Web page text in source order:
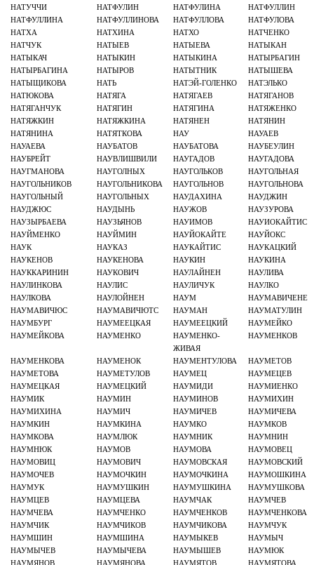
НАТУЧЧИ
НАТФУЛИН НАТФУЛИНА
НАТФУЛЛИН
НАТФУЛЛИНА
НАТФУЛЛИНОВА НАТФУЛЛОВА
НАТФУЛОВА
НАТХА
НАТХИНА НАТХО
НАТЧЕНКО
НАТЧУК
НАТЫЕВ НАТЫЕВА
НАТЫКАН
НАТЫКАЧ
НАТЫКИН НАТЫКИНА
НАТЫРБАГИН
НАТЫРБАГИНА
НАТЫРОВ НАТЫТНИК
НАТЫШЕВА
НАТЫЩИКОВА
НАТЬ НАТЭЙ-ГОЛЕНКО
НАТЭЛЬКО
НАТЮКОВА
НАТЯГА НАТЯГАЕВ
НАТЯГАНОВ
НАТЯГАНЧУК
НАТЯГИН НАТЯГИНА
НАТЯЖЕНКО
НАТЯЖКИН
НАТЯЖКИНА НАТЯНЕН
НАТЯНИН
НАТЯНИНА
НАТЯТКОВА НАУ
НАУАЕВ
НАУАЕВА
НАУБАТОВ НАУБАТОВА
НАУБЕУЛИН
НАУБРЕЙТ
НАУВЛИШВИЛИ НАУГАДОВ
НАУГАДОВА
НАУГМАНОВА
НАУГОЛНЫХ НАУГОЛЬКОВ
НАУГОЛЬНАЯ
НАУГОЛЬНИКОВ
НАУГОЛЬНИКОВА НАУГОЛЬНОВ
НАУГОЛЬНОВА
НАУГОЛЬНЫЙ
НАУГОЛЬНЫХ НАУДАХИНА
НАУДЖИН
НАУДЖЮС
НАУДЫНЬ НАУЖОВ
НАУЗУРОВА
НАУЗЫРБАЕВА
НАУЗЬЯНОВ НАУИМОВ
НАУИОКАЙТИС
НАУЙМЕНКО
НАУЙМИН НАУЙОКАЙТЕ
НАУЙОКС
НАУК
НАУКАЗ НАУКАЙТИС
НАУКАЦКИЙ
НАУКЕНОВ
НАУКЕНОВА НАУКИН
НАУКИНА
НАУККАРИНИН
НАУКОВИЧ НАУЛАЙНЕН
НАУЛИВА
НАУЛИНКОВА
НАУЛИС НАУЛИЧУК
НАУЛКО
НАУЛКОВА
НАУЛОЙНЕН НАУМ
НАУМАВИЧЕНЕ
НАУМАВИЧЮС
НАУМАВИЧЮТС НАУМАН
НАУМАТУЛИН
НАУМБУРГ
НАУМЕЕЦКАЯ НАУМЕЕЦКИЙ
НАУМЕЙКО
НАУМЕЙКОВА
НАУМЕНКО
НАУМЕНКО-
ЖИВАЯ
НАУМЕНКОВ
НАУМЕНКОВА НАУМЕНОК НАУМЕНТУЛОВА
НАУМЕТОВ
НАУМЕТОВА
НАУМЕТУЛОВ НАУМЕЦ
НАУМЕЦЕВ
НАУМЕЦКАЯ
НАУМЕЦКИЙ НАУМИДИ
НАУМИЕНКО
НАУМИК
НАУМИН НАУМИНОВ
НАУМИХИН
НАУМИХИНА
НАУМИЧ НАУМИЧЕВ
НАУМИЧЕВА
НАУМКИН
НАУМКИНА НАУМКО
НАУМКОВ
НАУМКОВА
НАУМЛЮК НАУМНИК
НАУМНИН
НАУМНЮК
НАУМОВ НАУМОВА
НАУМОВЕЦ
НАУМОВИЦ
НАУМОВИЧ НАУМОВСКАЯ
НАУМОВСКИЙ
НАУМОЧЕВ
НАУМОЧКИН НАУМОЧКИНА
НАУМОШКИНА
НАУМУК
НАУМУШКИН НАУМУШКИНА
НАУМУШКОВА
НАУМЦЕВ
НАУМЦЕВА НАУМЧАК
НАУМЧЕВ
НАУМЧЕВА
НАУМЧЕНКО НАУМЧЕНКОВ
НАУМЧЕНКОВА
НАУМЧИК
НАУМЧИКОВ НАУМЧИКОВА
НАУМЧУК
НАУМШИН
НАУМШИНА НАУМЫКЕВ
НАУМЫЧ
НАУМЫЧЕВ
НАУМЫЧЕВА НАУМЫШЕВ
НАУМЮК
НАУМЯНОВ
НАУМЯНОВА НАУМЯТОВ НАУМЯТОВА